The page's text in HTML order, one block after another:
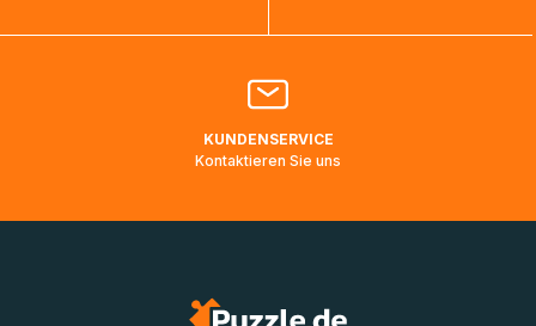
Bitte kontaktieren Sie denKundenservicefalls Ihr Paket
Lieferadressen in Deutschland oder Europa mehrere Tage
KUNDENSERVICE
Kontaktieren Sie uns